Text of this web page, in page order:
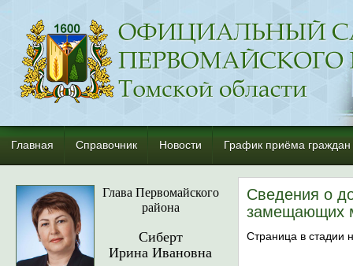
Главная Справочник Новости График приёма граждан
Глава Первомайского
района
Сиберт
Ирина Ивановна
Сведения о
замещающих
Страница в стадии